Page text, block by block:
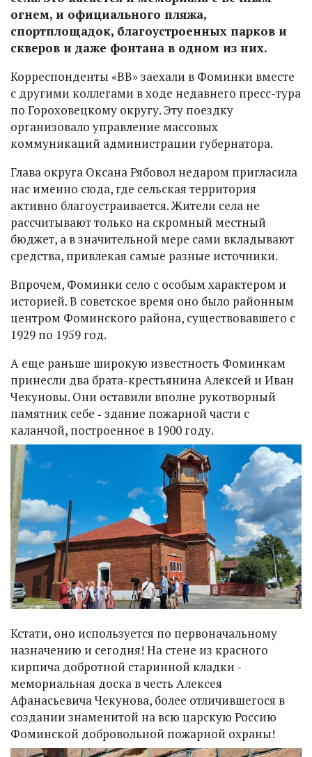
огнем, и официального пляжа,
спортплощадок, благоустроенных парков и
скверов и даже фонтана в одном из них.
Корреспонденты «ВВ» заехали в Фоминки вместе
с другими коллегами в ходе недавнего пресс-тура
по Гороховецкому округу. Эту поездку
организовало управление массовых
коммуникаций администрации губернатора.
Глава округа Оксана Рябовол недаром пригласила
нас именно сюда, где сельская территория
активно благоустраивается. Жители села не
рассчитывают только на скромный местный
бюджет, а в значительной мере сами вкладывают
средства, привлекая самые разные источники.
Впрочем, Фоминки село с особым характером и
историей. В советское время оно было районным
центром Фоминского района, существовавшего с
1929 по 1959 год.
А еще раньше широкую известность Фоминкам
принесли два брата-крестьянина Алексей и Иван
Чекуновы. Они оставили вполне рукотворный
памятник себе ‑ здание пожарной части с
каланчой, построенное в 1900 году.
Кстати, оно используется по первоначальному
назначению и сегодня! На стене из красного
кирпича добротной старинной кладки -
мемориальная доска в честь Алексея
Афанасьевича Чекунова, более отличившегося в
создании знаменитой на всю царскую Россию
Фоминской добровольной пожарной охраны!